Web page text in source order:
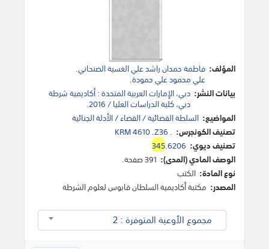
المؤلف: فاطمة حمدان راشد علي الغسية الضنحاني.
علي محمود علي حمودة.
بيانات النشر: دبي، الإمارات العربية المتحدة : أكاديمية شرطة
دبي، كلية الدراسات العليا / 2016.
المواضيع: السلطة القضائية / القضاء / الأدلة الجنائية
تصنيف الكونجرس: KRM 4610 .Z36 .
تصنيف ديوي:
345.6206
الوصف المادي (المدى): 391 صفحة.
نوع المادة: الكتب
المصدر: مكتبة أكاديمية السلطان قابوس لعلوم الشرطة
مجموع الأوعية المتوفرة : 2